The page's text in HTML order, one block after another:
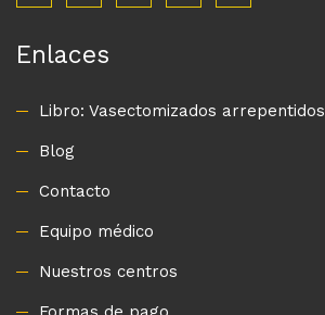
Enlaces
Libro: Vasectomizados arrepentidos
Blog
Contacto
Equipo médico
Nuestros centros